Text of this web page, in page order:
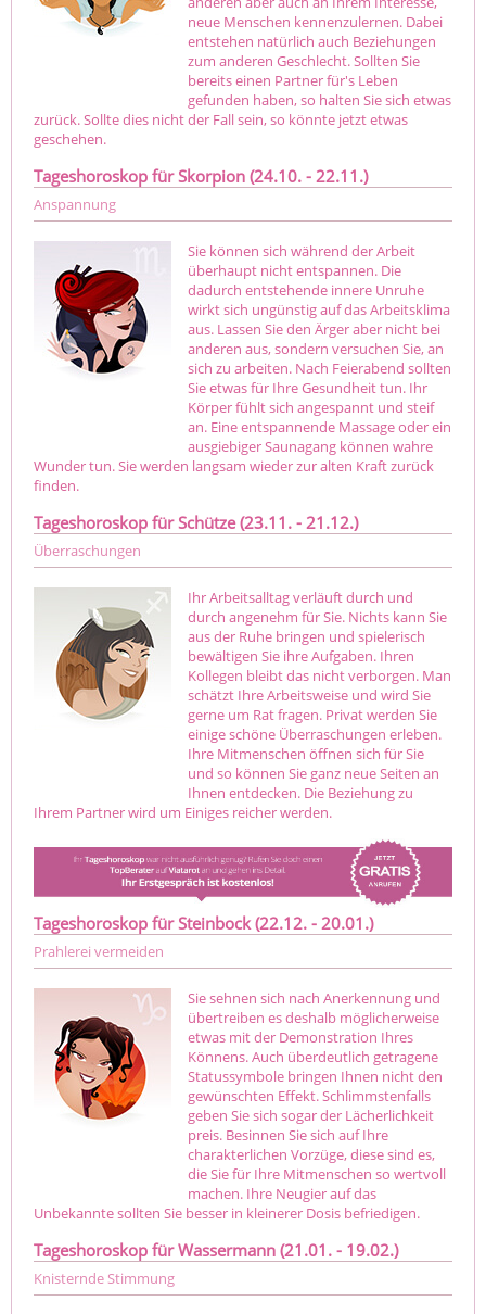
neue Menschen kennenzulernen. Dabei
entstehen natürlich auch Beziehungen
zum anderen Geschlecht. Sollten Sie
bereits einen Partner für's Leben
gefunden haben, so halten Sie sich etwas
zurück. Sollte dies nicht der Fall sein, so könnte jetzt etwas
geschehen.
Tageshoroskop für Skorpion (24.10. - 22.11.)
Anspannung
Sie können sich während der Arbeit
überhaupt nicht entspannen. Die
dadurch entstehende innere Unruhe
wirkt sich ungünstig auf das Arbeitsklima
aus. Lassen Sie den Ärger aber nicht bei
anderen aus, sondern versuchen Sie, an
sich zu arbeiten. Nach Feierabend sollten
Sie etwas für Ihre Gesundheit tun. Ihr
Körper fühlt sich angespannt und steif
an. Eine entspannende Massage oder ein
ausgiebiger Saunagang können wahre
Wunder tun. Sie werden langsam wieder zur alten Kraft zurück
finden.
Tageshoroskop für Schütze (23.11. - 21.12.)
Überraschungen
Ihr Arbeitsalltag verläuft durch und
durch angenehm für Sie. Nichts kann Sie
aus der Ruhe bringen und spielerisch
bewältigen Sie ihre Aufgaben. Ihren
Kollegen bleibt das nicht verborgen. Man
schätzt Ihre Arbeitsweise und wird Sie
gerne um Rat fragen. Privat werden Sie
einige schöne Überraschungen erleben.
Ihre Mitmenschen öffnen sich für Sie
und so können Sie ganz neue Seiten an
Ihnen entdecken. Die Beziehung zu
Ihrem Partner wird um Einiges reicher werden.
Tageshoroskop für Steinbock (22.12. - 20.01.)
Prahlerei vermeiden
Sie sehnen sich nach Anerkennung und
übertreiben es deshalb möglicherweise
etwas mit der Demonstration Ihres
Könnens. Auch überdeutlich getragene
Statussymbole bringen Ihnen nicht den
gewünschten Effekt. Schlimmstenfalls
geben Sie sich sogar der Lächerlichkeit
preis. Besinnen Sie sich auf Ihre
charakterlichen Vorzüge, diese sind es,
die Sie für Ihre Mitmenschen so wertvoll
machen. Ihre Neugier auf das
Unbekannte sollten Sie besser in kleinerer Dosis befriedigen.
Tageshoroskop für Wassermann (21.01. - 19.02.)
Knisternde Stimmung